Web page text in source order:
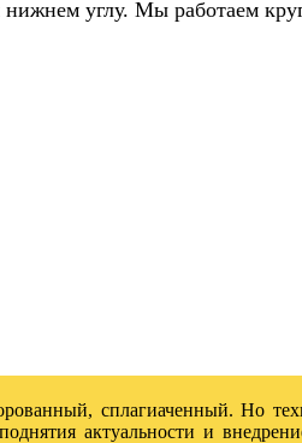
углу. Мы работаем
сплагиаченный. Но
актуальности и